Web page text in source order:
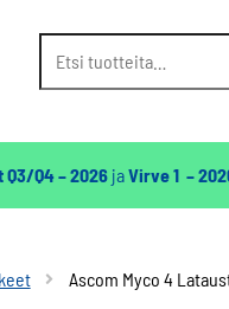
Q4 – 2026jaVirve 1 –
Ascom Myco 4